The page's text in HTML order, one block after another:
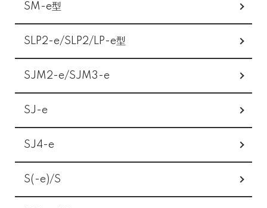
SM-e型
SLP2-e/SLP2/LP-e型
SJM2-e/SJM3-e
SJ-e
SJ4-e
S(-e)/S